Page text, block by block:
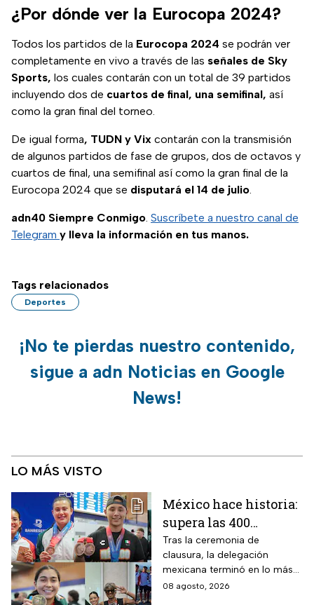
todo el 2024;
conoce cuándo
arrancan.
¿Por dónde ver la Eurocopa 2024?
Todos los partidos de la Eurocopa 2024 se podrán ver
completamente en vivo a través de las señales de Sky
Sports, los cuales contarán con un total de 39 partidos
incluyendo dos de cuartos de final, una semifinal, así
como la gran final del torneo.
De igual forma, TUDN y Vix contarán con la transmisión
de algunos partidos de fase de grupos, dos de octavos y
cuartos de final, una semifinal así como la gran final de la
Eurocopa 2024 que se disputará el 14 de julio.
adn40 Siempre Conmigo. Suscríbete a nuestro canal de
Telegram y lleva la información en tus manos.
Tags relacionados
Deportes
¡No te pierdas nuestro contenido,
sigue a adn Noticias en Google
News!
LO MÁS VISTO
México hace historia:
supera las 400
medallas en los
Juegos
Centroamericanos
2026 e impone récords
Tras la ceremonia de
clausura, la delegación
mexicana terminó en lo más
alto del medallero
08 agosto, 2026